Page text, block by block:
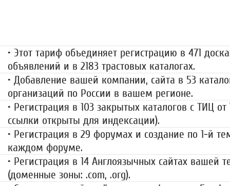
• Этот тариф объединяет регистрацию в 471
объявлений и в 2183 трастовых каталогах.
• Добавление вашей компании, сайта в 53
организаций по России в вашем регионе.
• Регистрация в 103 закрытых каталогов с ТИЦ от
ссылки открыты для индексации).
• Регистрация в 29 форумах и создание по 1-й
каждом форуме.
• Регистрация в 14 Англоязычных сайтах вашей
(доменные зоны: .com, .org).